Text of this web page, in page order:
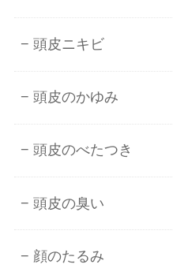
頭皮ニキビ
頭皮のかゆみ
頭皮のべたつき
頭皮の臭い
顔のたるみ